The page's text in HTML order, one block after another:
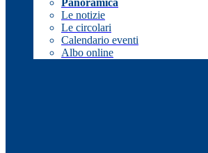
Panoramica
Le notizie
Le circolari
Calendario eventi
Albo online